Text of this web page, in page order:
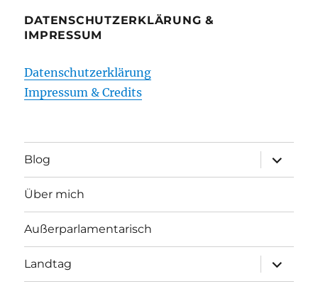
DATENSCHUTZERKLÄRUNG &
IMPRESSUM
Datenschutzerklärung
Impressum & Credits
Blog
öffnen
Über mich
Außerparlamentarisch
Landtag
öffnen